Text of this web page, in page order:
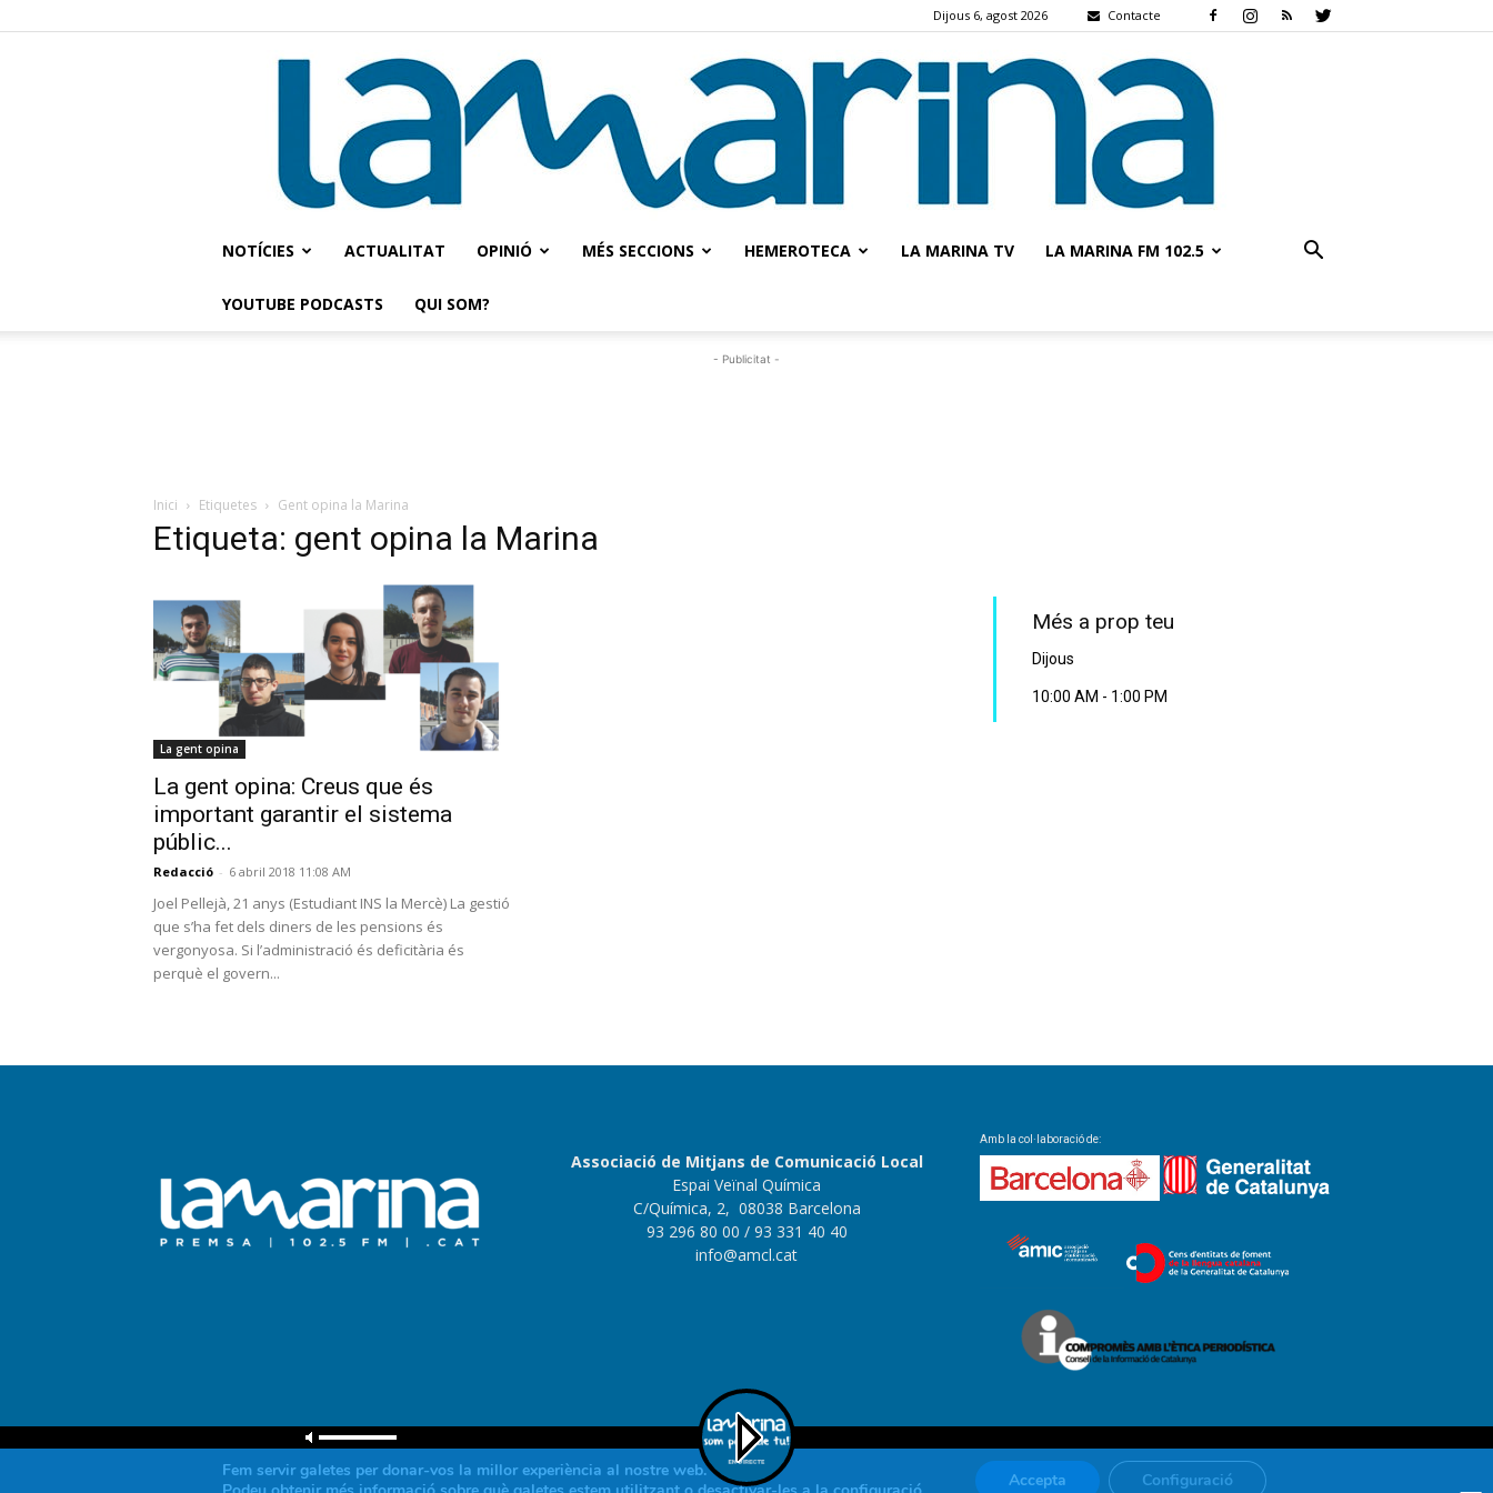
Dijous 6, agost 2026 Contacte
NOTÍCIES ACTUALITAT OPINIÓ MÉS SECCIONS HEMEROTECA LA MARINA TV LA MARINA FM 102.5
YOUTUBE PODCASTS QUI SOM?
- Publicitat -
Inici Etiquetes Gent opina la Marina
Etiqueta: gent opina la Marina
La gent opina
La gent opina: Creus que és
important garantir el sistema
públic...
Redacció - 6 abril 2018 11:08 AM
Joel Pellejà, 21 anys (Estudiant INS la Mercè) La gestió
que s’ha fet dels diners de les pensions és
vergonyosa. Si l’administració és deficitària és
perquè el govern...
Més a prop teu
Dijous
10:00 AM - 1:00 PM
Associació de Mitjans de Comunicació Local
Espai Veïnal Química
C/Química, 2, 08038 Barcelona
93 296 80 00 / 93 331 40 40
info@amcl.cat
Amb la col·laboració de:
Fem servir galetes per donar-vos la millor experiència al nostre web.
Accepta Configuració